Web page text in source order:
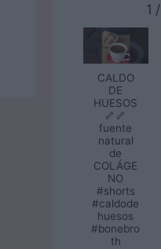
1 /
CALDO
DE
HUESOS
🦴🦴
fuente
natural
de
COLÁGE
NO
#shorts
#caldode
huesos
#bonebro
th